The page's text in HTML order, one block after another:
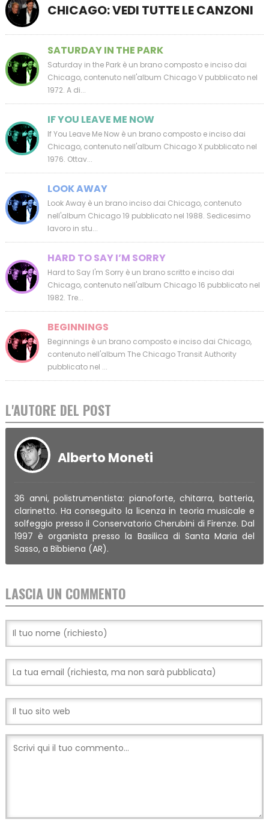
CHICAGO: VEDI TUTTE LE CANZONI
SATURDAY IN THE PARK
Saturday in the Park è un brano composto e inciso dai
Chicago, contenuto nell'album Chicago V pubblicato nel
1972. A di...
IF YOU LEAVE ME NOW
If You Leave Me Now è un brano composto e inciso dai
Chicago, contenuto nell'album Chicago X pubblicato nel
1976. Ottav...
LOOK AWAY
Look Away è un brano inciso dai Chicago, contenuto
nell'album Chicago 19 pubblicato nel 1988. Sedicesimo
lavoro in stu...
HARD TO SAY I’M SORRY
Hard to Say I'm Sorry è un brano scritto e inciso dai
Chicago, contenuto nell'album Chicago 16 pubblicato nel
1982. Tre...
BEGINNINGS
Beginnings è un brano composto e inciso dai Chicago,
contenuto nell'album The Chicago Transit Authority
pubblicato nel ...
L'AUTORE DEL POST
Alberto Moneti
36 anni, polistrumentista: pianoforte, chitarra, batteria,
clarinetto. Ha conseguito la licenza in teoria musicale e
solfeggio presso il Conservatorio Cherubini di Firenze. Dal
1997 è organista presso la Basilica di Santa Maria del
Sasso, a Bibbiena (AR).
LASCIA UN COMMENTO